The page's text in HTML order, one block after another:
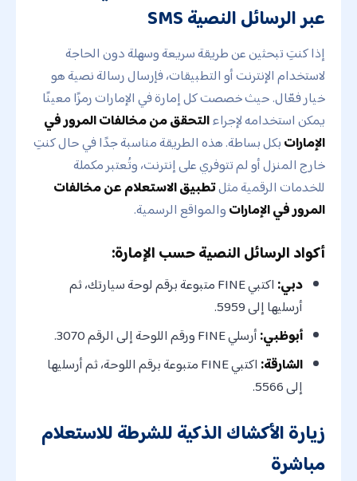
عبر الرسائل النصية SMS
إذا كنتِ تبحثين عن طريقة سريعة وسهلة دون الحاجة
لاستخدام الإنترنت أو التطبيقات، فإرسال رسالة نصية هو
خيار فعّال. حيث خصصت كل إمارة في الإمارات رمزًا معينًا
يمكن استخدامه لإجراءالتحقق من مخالفات المرور في
الإماراتبكل بساطة. هذه الطريقة مناسبة جدًا في حال كنتِ
خارج المنزل أو لم تتوفري على إنترنت، وتُعتبر مكملة
للخدمات الرقمية مثلتطبيق الاستعلام عن مخالفات
المرور في الإماراتوالمواقع الرسمية.
أكواد الرسائل النصية حسب الإمارة:
دبي:
اكتبي FINE متبوعة برقم لوحة سيارتك، ثم
أرسليها إلى 5959.
أبوظبي:أرسلي FINE ورقم اللوحة إلى الرقم 3070.
الشارقة:
اكتبي FINE متبوعة برقم اللوحة، ثم أرسليها
إلى 5566.
زيارة الأكشاك الذكية للشرطة للاستعلام
مباشرة